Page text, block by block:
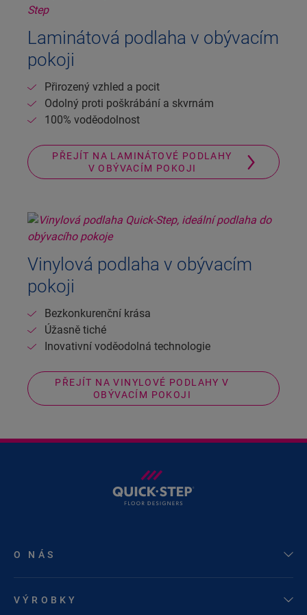
Laminátová podlaha v obývacím
pokoji
Přirozený vzhled a pocit
Odolný proti poškrábání a skvrnám
100% voděodolnost
PŘEJÍT NA LAMINÁTOVÉ PODLAHY
V OBÝVACÍM POKOJI
Vinylová podlaha v obývacím
pokoji
Bezkonkurenční krása
Úžasně tiché
Inovativní voděodolná technologie
PŘEJÍT NA VINYLOVÉ PODLAHY V
OBÝVACÍM POKOJI
O NÁS
VÝROBKY